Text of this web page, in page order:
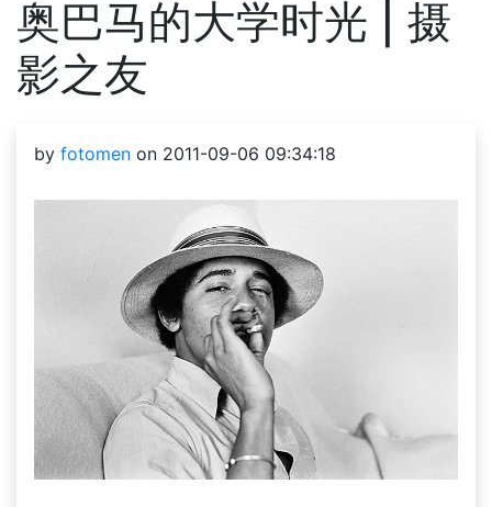
奥巴马的大学时光 | 摄
影之友
by fotomen on 2011-09-06 09:34:18